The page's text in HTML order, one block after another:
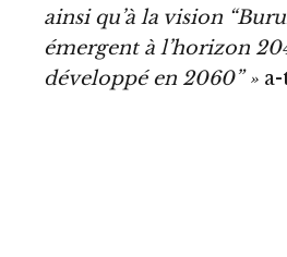
ainsi qu’à la vision
émergent à l’horizon
développé en 2060” »